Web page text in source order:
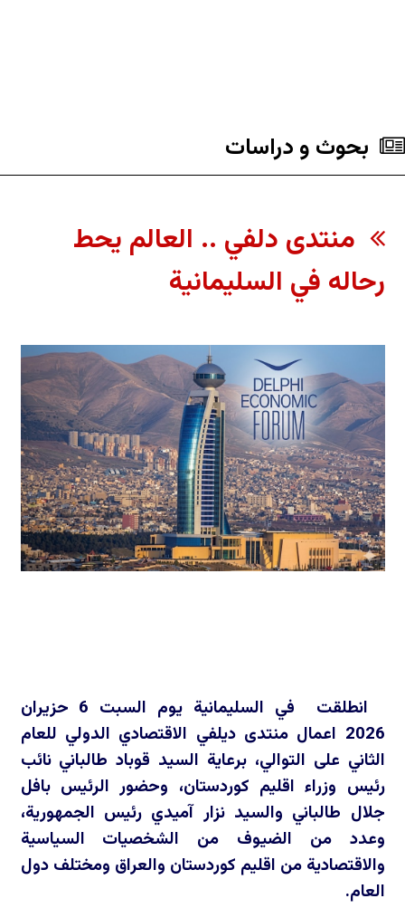
بحوث و دراسات
منتدى دلفي .. العالم يحط
رحاله في السليمانية
انطلقت في السليمانية يوم السبت 6 حزيران
2026 اعمال منتدى ديلفي الاقتصادي الدولي للعام
الثاني على التوالي، برعاية السيد قوباد طالباني نائب
رئيس وزراء اقليم كوردستان، وحضور الرئيس بافل
جلال طالباني والسيد نزار آميدي رئيس الجمهورية،
وعدد من الضيوف من الشخصيات السياسية
والاقتصادية من اقليم كوردستان والعراق ومختلف دول
العام.